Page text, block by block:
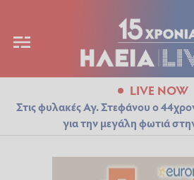
LIVE NOW
Στις φυλακές Αγ. Στεφάνου ο
για την μεγάλη φωτιά